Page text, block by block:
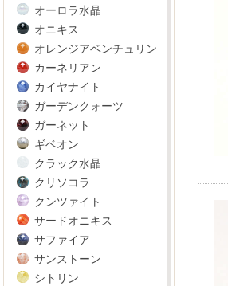
オーロラ水晶
オニキス
オレンジアベンチュリン
カーネリアン
カイヤナイト
ガーデンクォーツ
ガーネット
ギベオン
クラック水晶
クリソコラ
クンツァイト
サードオニキス
サファイア
サンストーン
シトリン